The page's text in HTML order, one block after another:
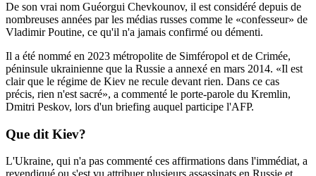
De son vrai nom Guéorgui Chevkounov, il est considéré depuis de
nombreuses années par les médias russes comme le «confesseur» de
Vladimir Poutine, ce qu'il n'a jamais confirmé ou démenti.
Il a été nommé en 2023 métropolite de Simféropol et de Crimée,
péninsule ukrainienne que la Russie a annexé en mars 2014. «Il est
clair que le régime de Kiev ne recule devant rien. Dans ce cas
précis, rien n'est sacré», a commenté le porte-parole du Kremlin,
Dmitri Peskov, lors d'un briefing auquel participe l'AFP.
Que dit Kiev?
L'Ukraine, qui n'a pas commenté ces affirmations dans l'immédiat, a